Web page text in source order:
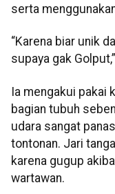
serta
“Karena biar unik
supaya gak
Ia mengakui pakai
bagian tubuh
udara sangat
tontonan. Jari
karena gugup
wartawan.